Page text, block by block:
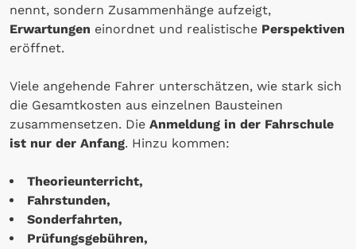
nennt, sondern Zusammenhänge aufzeigt,
Erwartungen einordnet und realistische Perspektiven
eröffnet.
Viele angehende Fahrer unterschätzen, wie stark sich
die Gesamtkosten aus einzelnen Bausteinen
zusammensetzen. Die Anmeldung in der Fahrschule
ist nur der Anfang. Hinzu kommen:
Theorieunterricht,
Fahrstunden,
Sonderfahrten,
Prüfungsgebühren,